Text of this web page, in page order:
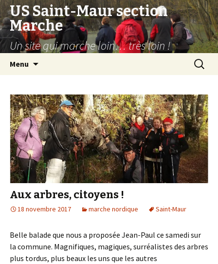
US Saint-Maur section
Marche
Un site qui marche loin… très loin !
Menu
Aux arbres, citoyens !
18 novembre 2017 marche nordique Saint-Maur
Belle balade que nous a proposée Jean-Paul ce samedi sur
la commune. Magnifiques, magiques, surréalistes des arbres
plus tordus, plus beaux les uns que les autres